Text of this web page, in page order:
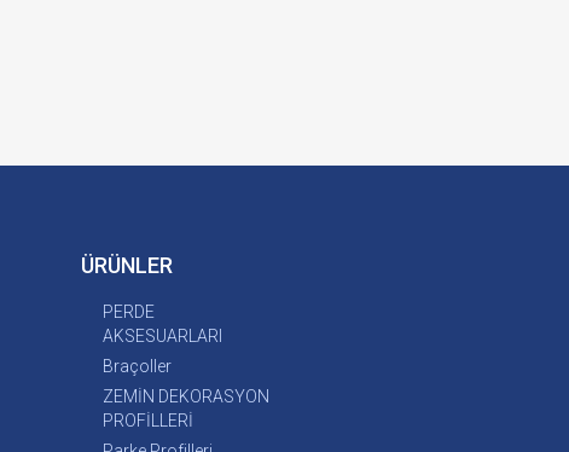
ÜRÜNLER
PERDE
AKSESUARLARI
Braçoller
ZEMİN DEKORASYON
PROFİLLERİ